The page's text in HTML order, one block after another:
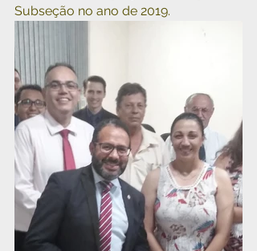
Subseção no ano de 2019.